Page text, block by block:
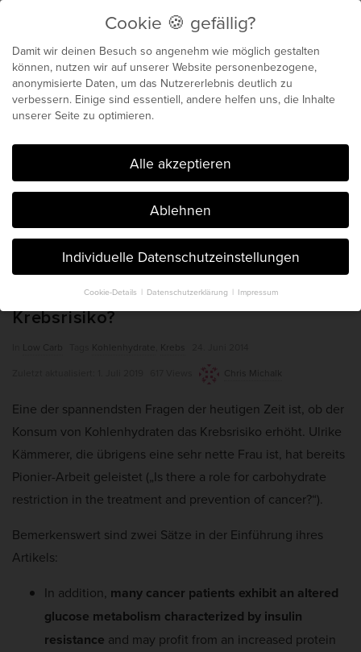
Biochemie für dein
genetisches Maximum
Der Blog von Chris Michalk & Phil
Böhm. Seit 2014.
Erhöht Kohlenhydrat-Konsum das
Krebsrisiko?
Low Carb Kohlenhydrate Krebs
l
i
s
h
D
l
e
t
z
t
u
a
Chris Michalk
Eine der spannendsten Fragen der heutigen Zeit ist, ob der
Konsum von Kohlenhydraten das Krebsrisiko erhöht. Ulrike
Kämmerer, die übrigens eine sehr nette Frau ist, hat bereits
Pionier-Arbeit geleistet („Is there a role for carbohydrate
restriction in the treatment and prevention of cancer?“).
Bemerkenswert sind zwei Sätze in der Einführung ihres
Artikels:
In addition, many cancer patients exhibit an altered
glucose metabolism characterized by insulin
resistance and may profit from an increased protein
Cookie 🍪 gefällig?
Damit wir deinen Besuch so angenehm wie möglich gestalten
können, nutzen wir auf unserer Website personenbezogene,
anonymisierte Daten, um das Nutzererlebnis deutlich zu
verbessern. Einige sind essentiell, andere helfen uns, die Inhalte
unserer Seite zu optimieren.
Cookie 🍪 gefällig?
Alle akzeptieren
Ablehnen
Individuelle Datenschutzeinstellungen
Cookie-Details Datenschutzerklärung Impressum
Datenschutzeinstellungen
können Ihre Einwilligung zu ganzen Kategorien geben oder sich
weitere Informationen anzeigen lassen und so nur bestimmte
Auswahl verwenden
Nur essenzielle Cookies akzeptieren
Zurück
Essenziell (7)
Essenzielle Cookies ermöglichen grundlegende Funktionen und sind für
Cookie-Informationen anzeigen
Anonyme Statistiken (1)